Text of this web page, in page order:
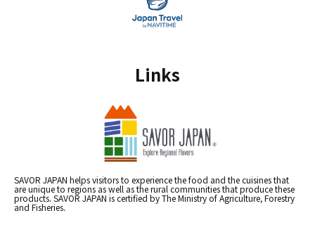
Links
SAVOR JAPAN helps visitors to experience the food and the cuisines that
are unique to regions as well as the rural communities that produce these
products. SAVOR JAPAN is certified by The Ministry of Agriculture, Forestry
and Fisheries.